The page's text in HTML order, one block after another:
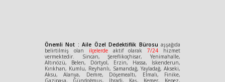
Önemli Not : Aile Özel Dedektiflik Bürosu aşşağıda
belirtilmiş olan ilçelerdeaktif olarak7/24 hizmet
vermektedir. Sincan, Şereflikoçhisar, Yenimahalle,
Altınözü, Belen, Dörtyol, Erzin, Hassa, İskenderun,
Kırıkhan, Kumlu, Reyhanlı, Samandağ, Yayladağ, Akseki,
Aksu, Alanya, Demre, Döşemealtı, Elmalı, Finike,